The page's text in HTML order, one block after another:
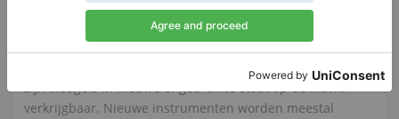
Bij het zoeken naar een vleugel die te koop is, zijn er
verschillende aspecten waar men rekening mee moet
houden alvorens een aankoop te doen. Net als bij piano's
zijn vleugels in nieuwe of gebruikte staat op de markt
verkrijgbaar. Nieuwe instrumenten worden meestal